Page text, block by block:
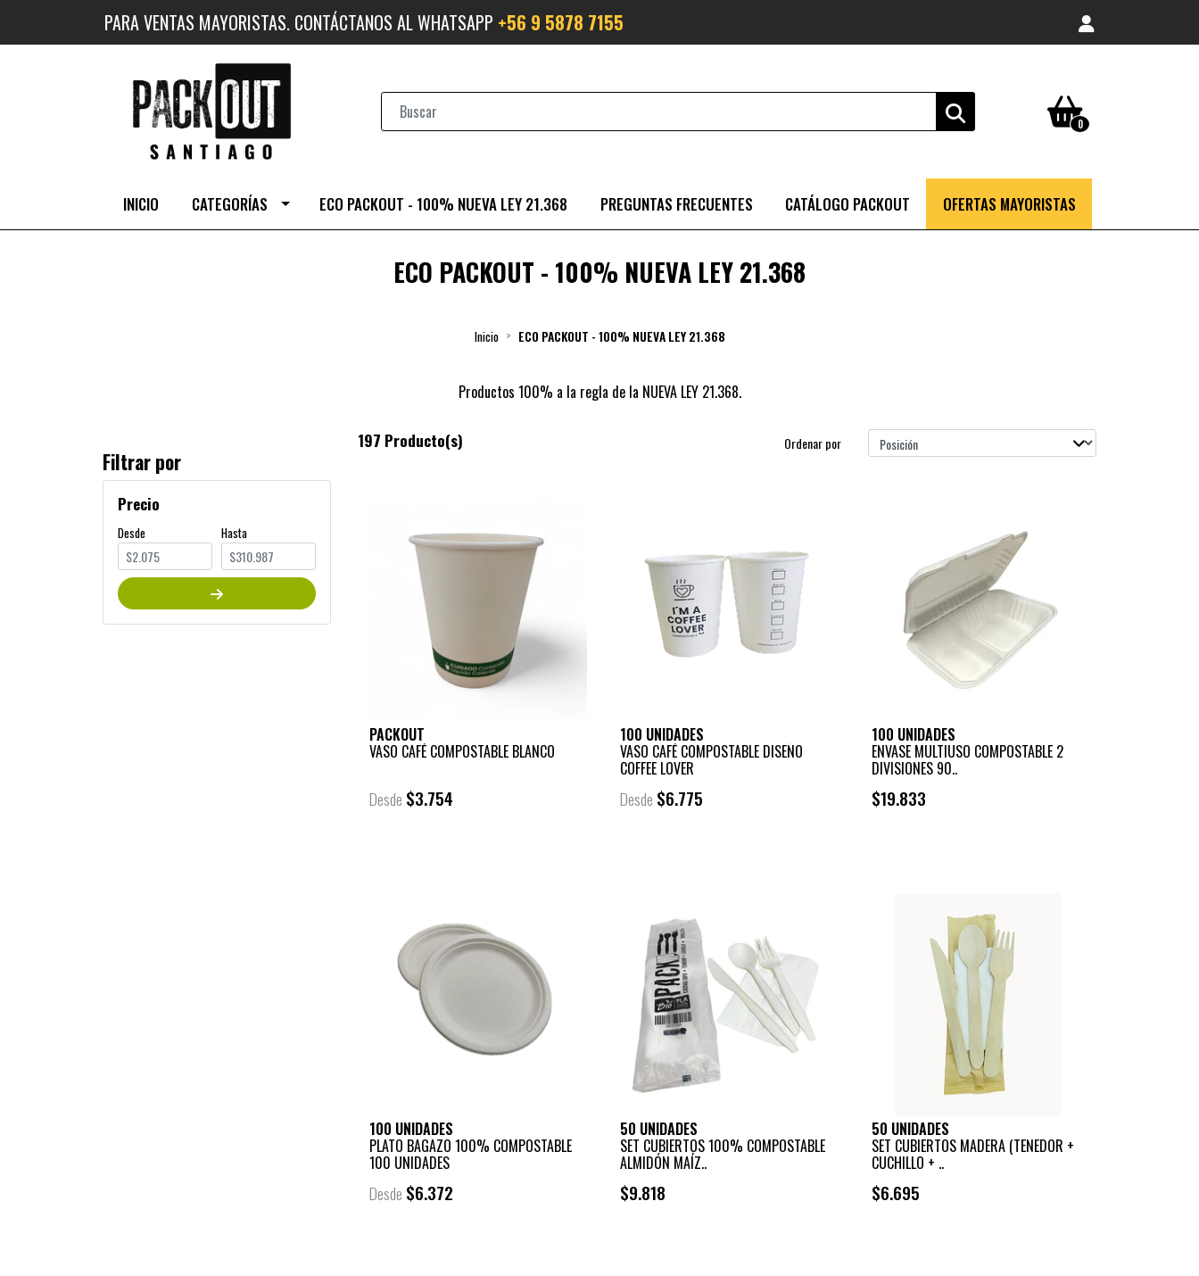
PARA VENTAS MAYORISTAS. CONTÁCTANOS AL WHATSAPP +56 9 5878 7155
0
INICIO CATEGORÍAS ECO PACKOUT - 100% NUEVA LEY 21.368 PREGUNTAS FRECUENTES CATÁLOGO PACKOUT OFERTAS MAYORISTAS
ECO PACKOUT - 100% NUEVA LEY 21.368
Inicio ECO PACKOUT - 100% NUEVA LEY 21.368
Productos 100% a la regla de la NUEVA LEY 21.368.
Filtrar por
Precio
Desde Hasta
197 Producto(s) Ordenar por
PACKOUT
VASO CAFÉ COMPOSTABLE BLANCO
Desde $3.754
100 UNIDADES
VASO CAFÉ COMPOSTABLE DISEÑO
COFFEE LOVER
Desde $6.775
100 UNIDADES
ENVASE MULTIUSO COMPOSTABLE 2
DIVISIONES 90..
$19.833
100 UNIDADES
PLATO BAGAZO 100% COMPOSTABLE
100 UNIDADES
Desde $6.372
50 UNIDADES
SET CUBIERTOS 100% COMPOSTABLE
ALMIDÓN MAÍZ..
$9.818
50 UNIDADES
SET CUBIERTOS MADERA (TENEDOR +
CUCHILLO + ..
$6.695